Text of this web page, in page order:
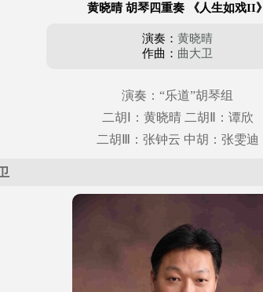
黄晓晴 胡琴四重奏 《人生如戏II》
演奏： 黄晓晴
作曲： 曲大卫
演奏：“乐道”胡琴组
二胡Ⅰ：黄晓晴 二胡Ⅱ：谭欣
二胡Ⅲ：张钟云 中胡：张雯迪